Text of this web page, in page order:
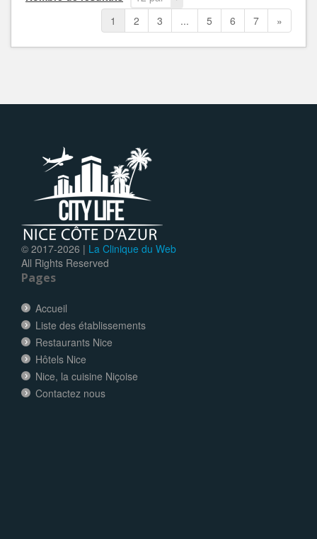
page
1 2 3 ... 5 6 7 »
© 2017-2026 | La Clinique du Web
All Rights Reserved
Pages
Accueil
Liste des établissements
Restaurants Nice
Hôtels Nice
Nice, la cuisine Niçoise
Contactez nous